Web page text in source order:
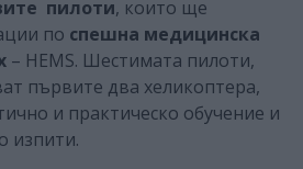
пилоти, които ще
по спешна медицинска
– HEMS. Шестимата пилоти,
първите два хеликоптера,
и практическо обучение и
изпити.